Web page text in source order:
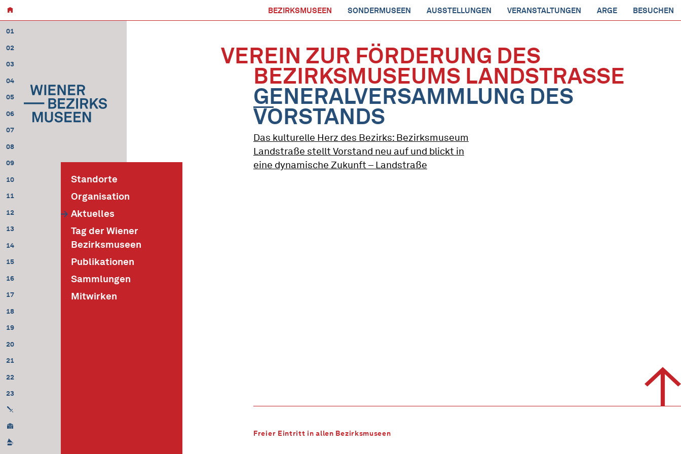
BEZIRKSMUSEEN SONDERMUSEEN AUSSTELLUNGEN VERANSTALTUNGEN ARGE BESUCHEN
01
02
03
04
05
06
07
08
09
10
11
12
13
14
15
16
17
18
19
20
21
22
23
Standorte
Organisation
Aktuelles
Tag der Wiener
Bezirksmuseen
Publikationen
Sammlungen
Mitwirken
VEREIN ZUR FÖRDERUNG DES
BEZIRKSMUSEUMS LANDSTRASSE
GENERALVERSAMMLUNG DES
VORSTANDS
Das kulturelle Herz des Bezirks: Bezirksmuseum
Landstraße stellt Vorstand neu auf und blickt in
eine dynamische Zukunft – Landstraße
Freier Eintritt in allen Bezirksmuseen